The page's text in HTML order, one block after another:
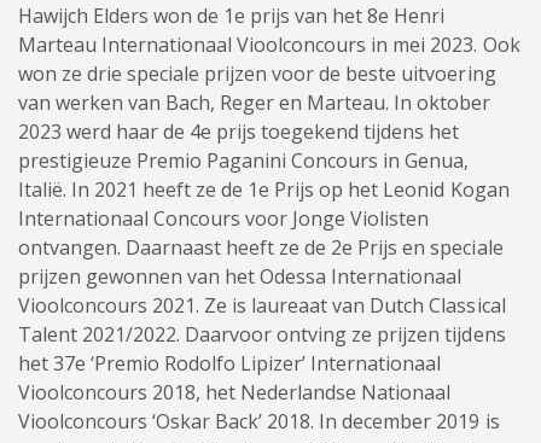
Hawijch Elders won de 1e prijs van het 8e Henri
Marteau Internationaal Vioolconcours in mei 2023. Ook
won ze drie speciale prijzen voor de beste uitvoering
van werken van Bach, Reger en Marteau. In oktober
2023 werd haar de 4e prijs toegekend tijdens het
prestigieuze Premio Paganini Concours in Genua,
Italië. In 2021 heeft ze de 1e Prijs op het Leonid Kogan
Internationaal Concours voor Jonge Violisten
ontvangen. Daarnaast heeft ze de 2e Prijs en speciale
prijzen gewonnen van het Odessa Internationaal
Vioolconcours 2021. Ze is laureaat van Dutch Classical
Talent 2021/2022. Daarvoor ontving ze prijzen tijdens
het 37e ‘Premio Rodolfo Lipizer’ Internationaal
Vioolconcours 2018, het Nederlandse Nationaal
Vioolconcours ‘Oskar Back’ 2018. In december 2019 is